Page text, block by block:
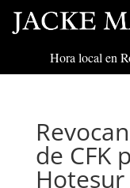
Hora local en
de CFK
Hotesur